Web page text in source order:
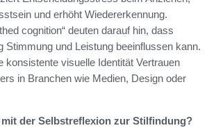
und erhöht Wiedererkennung.
cognition“ deuten darauf hin, dass
Stimmung und Leistung beeinflussen kann.
konsistente visuelle Identität Vertrauen
in Branchen wie Medien, Design oder
der Selbstreflexion zur Stilfindung?